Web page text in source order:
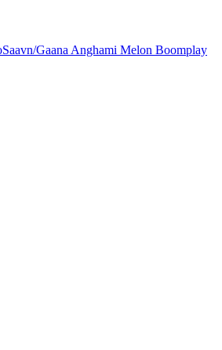
Gaana Anghami Melon Boomplay